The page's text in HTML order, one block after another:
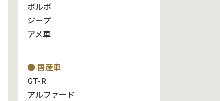
ボルボ
ジープ
アメ車
● 国産車
GT-R
アルファード